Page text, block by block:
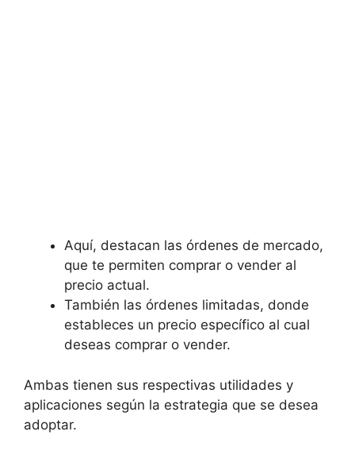
Aquí, destacan las órdenes de‌ mercado,⁤
que ⁤te⁤ permiten ‍comprar⁢ o vender al
precio actual.
También⁣ las órdenes limitadas, donde
estableces un precio específico al cual
deseas comprar⁣ o vender.
Ambas tienen sus⁢ respectivas utilidades y
aplicaciones⁤ según la‌ estrategia​ que ‍se desea ​
adoptar.